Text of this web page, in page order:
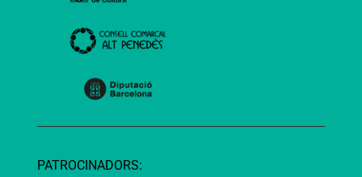
PATROCINADORS: